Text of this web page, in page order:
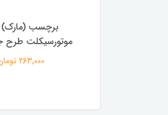
برچسب
موتورسیکلت طرح
263,000 تومان